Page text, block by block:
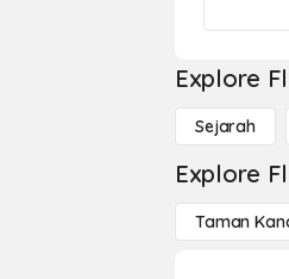
Explore
Sejarah
Explore
Taman